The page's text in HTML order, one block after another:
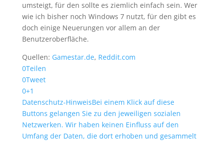
umsteigt, für den sollte es ziemlich einfach sein. Wer
wie ich bisher noch Windows 7 nutzt, für den gibt es
doch einige Neuerungen vor allem an der
Benutzeroberfläche.
Quellen: Gamestar.de, Reddit.com
0Teilen
0Tweet
0+1
Datenschutz-HinweisBei einem Klick auf diese
Buttons gelangen Sie zu den jeweiligen sozialen
Netzwerken. Wir haben keinen Einfluss auf den
Umfang der Daten, die dort erhoben und gesammelt